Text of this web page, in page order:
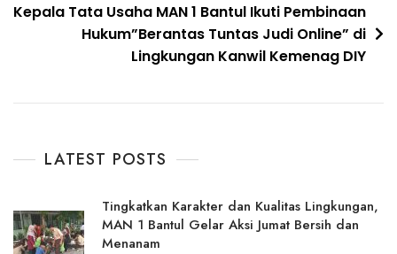
Kepala Tata Usaha MAN 1 Bantul Ikuti Pembinaan
Hukum”Berantas Tuntas Judi Online” di
Lingkungan Kanwil Kemenag DIY
LATEST POSTS
Tingkatkan Karakter dan Kualitas Lingkungan,
MAN 1 Bantul Gelar Aksi Jumat Bersih dan
Menanam